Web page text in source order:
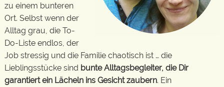
zu einem bunteren
Ort. Selbst wenn der
Alltag grau, die To-
Do-Liste endlos, der
Job stressig und die Familie chaotisch ist … die
Lieblingsstücke sind bunte Alltagsbegleiter, die Dir
garantiert ein Lächeln ins Gesicht zaubern. Ein